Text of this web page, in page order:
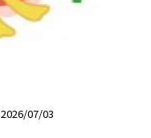
2026/07/03